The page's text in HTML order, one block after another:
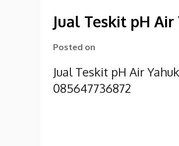
Jual Teskit pH
Posted on
Jual Teskit pH Air
085647736872